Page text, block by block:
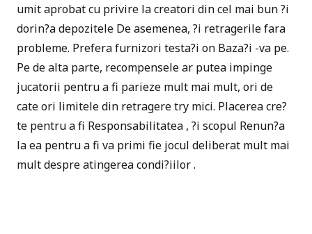
umit aprobat cu privire la creatori din cel mai bun ?i
dorin?a depozitele De asemenea, ?i retragerile fara
probleme. Prefera furnizori testa?i on Baza?i -va pe.
Pe de alta parte, recompensele ar putea impinge
jucatorii pentru a fi parieze mult mai mult, ori de
cate ori limitele din retragere try mici. Placerea cre?
te pentru a fi Responsabilitatea , ?i scopul Renun?a
la ea pentru a fi va primi fie jocul deliberat mult mai
mult despre atingerea condi?iilor .